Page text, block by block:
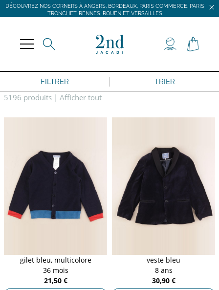
DÉCOUVREZ NOS CORNERS À ANGERS, BORDEAUX, PARIS COMMERCE, PARIS
TRONCHET, RENNES, ROUEN ET VERSAILLES
DÉCOUVREZ NOS CORNERS À ANGERS, BORDEAUX, PARIS COMMERCE, PARIS
TRONCHET, RENNES, ROUEN ET VERSAILLES
FILTRER TRIER
5196 produits | Afficher tout
gilet bleu, multicolore
36 mois
21,50 €
veste bleu
8 ans
30,90 €